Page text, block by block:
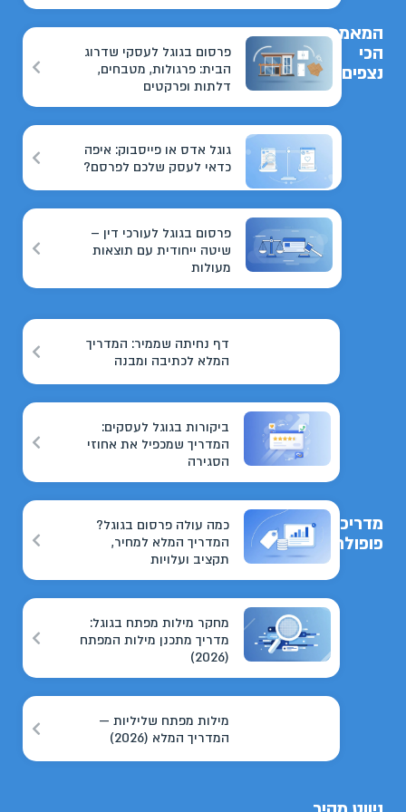
המאמרים
הכי
נצפים
פרסום בגוגל לעסקי שדרוג
הבית: פרגולות, מטבחים,
דלתות ופרקטים
גוגל אדס או פייסבוק: איפה
כדאי לעסק שלכם לפרסם?
פרסום בגוגל לעורכי דין –
שיטה ייחודית עם תוצאות
מעולות
מדריכים
פופולריים
דף נחיתה שממיר: המדריך
המלא לכתיבה ומבנה
ביקורות בגוגל לעסקים:
המדריך שמכפיל את אחוזי
הסגירה
כמה עולה פרסום בגוגל?
המדריך המלא למחיר,
תקציב ועלויות
מחקר מילות מפתח בגוגל:
מדריך מתכנן מילות המפתח
(2026)
מילות מפתח שליליות —
המדריך המלא (2026)